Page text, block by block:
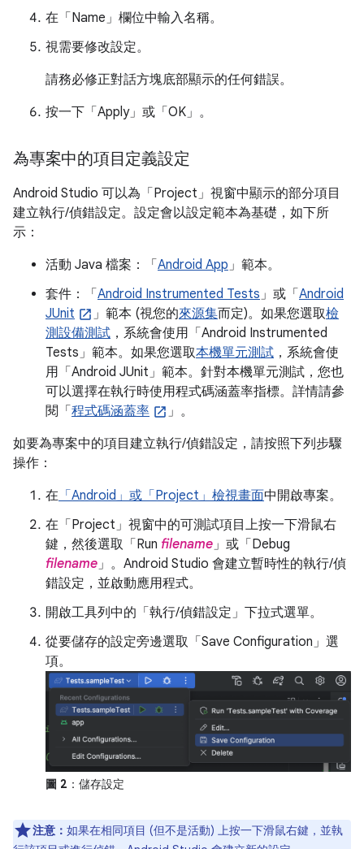
在「Name」 欄位中輸入名稱。
視需要修改設定。
請務必修正對話方塊底部顯示的任何錯誤。
按一下「Apply」 或「OK」 。
為專案中的項目定義設定
Android Studio 可以為「Project」 視窗中顯示的部分項目
建立執行/偵錯設定。設定會以設定範本為基礎，如下所
示：
活動 Java 檔案：「Android App 」範本。
套件：「Android Instrumented Tests 」或「Android
JUnit
」範本 (視您的來源集而定)。如果您選取檢
測設備測試 ，系統會使用「Android Instrumented
Tests」範本。如果您選取本機單元測試 ，系統會使
用「Android JUnit」範本。針對本機單元測試，您也
可以選擇在執行時使用程式碼涵蓋率指標。詳情請參
閱「程式碼涵蓋率
」。
如要為專案中的項目建立執行/偵錯設定，請按照下列步驟
操作：
在 「Android」或「Project」檢視畫面中開啟專案。
在「Project」 視窗中的可測試項目上按一下滑鼠右
鍵，然後選取「Run filename 」 或「Debug
filename 」 。Android Studio 會建立暫時性的執行/偵
錯設定，並啟動應用程式。
開啟工具列中的「執行/偵錯設定」 下拉式選單。
從要儲存的設定旁邊選取「Save Configuration」 選
項。
圖 2 ：儲存設定
注意： 如果在相同項目 (但不是活動) 上按一下滑鼠右鍵，並執